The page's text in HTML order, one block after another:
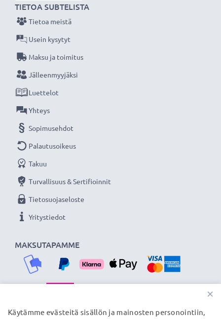
Tuotemerkki: CELLONIC vaihtoakku
Kapasiteetti: 850mAh
Jännite: 3.7V
Teknologia
Väri: Musta valkoinen
CELLONIC vaihtoakku - laatua edulliseen hintaan.
★3 vuoden takuu
Olemme vuonna 2004 perustettu kansainvälinen
verkkokauppa, joka tarjoaa laadukkaita tuotteita, ja
siksi tarjoamme 36 kuukauden takuun!
MAKSUTAPAMME
TIETOA SUBTELISTA
Tietoa meistä
Usein kysytyt
Maksu ja toimitus
Jälleenmyyjäksi
Luettelot
Yhteys
Sopimusehdot
Palautusoikeus
Takuu
Turvallisuus & Sertifioinnit
Tietosuojaseloste
Yritystiedot
TOIMITUSKUMPPANIMME
×
Käytämme evästeitä sisällön ja mainosten personointiin,